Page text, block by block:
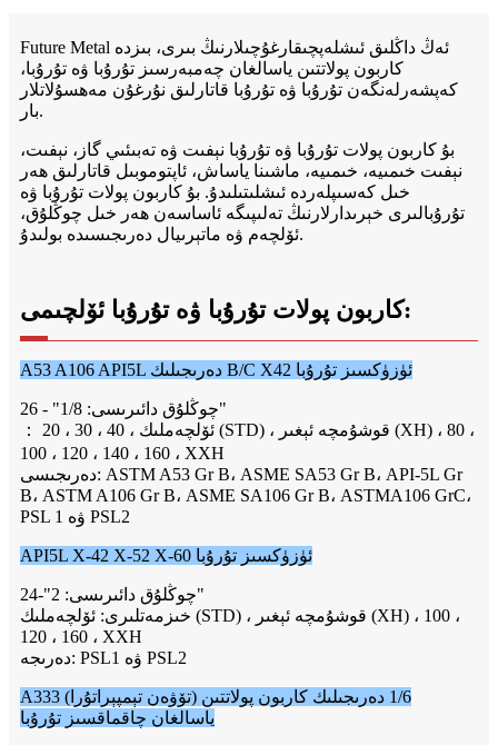
Future Metal ئەڭ داڭلىق ئىشلەپچىقارغۇچىلارنىڭ بىرى، بىزدە
كاربون پولاتتىن ياسالغان چەمبەرسىز تۇرۇبا ۋە تۇرۇبا،
كەپشەرلەنگەن تۇرۇبا ۋە تۇرۇبا قاتارلىق نۇرغۇن مەھسۇلاتلار
بار.
بۇ كاربون پولات تۇرۇبا ۋە تۇرۇبا نېفىت ۋە تەبىئىي گاز، نېفىت،
نېفىت خىمىيە، خىمىيە، ماشىنا ياساش، ئاپتوموبىل قاتارلىق ھەر
خىل كەسىپلەردە ئىشلىتىلىدۇ. بۇ كاربون پولات تۇرۇبا ۋە
تۇرۇبالىرى خېرىدارلارنىڭ تەلىپىگە ئاساسەن ھەر خىل چوڭلۇق،
ئۆلچەم ۋە ماتېرىيال دەرىجىسىدە بولىدۇ.
كاربون پولات تۇرۇبا ۋە تۇرۇبا ئۆلچىمى:
A53 A106 API5L دەرىجىلىك B/C X42 ئۈزۈكسىز تۇرۇبا
چوڭلۇق دائىرىسى: 1/8" - 26"
： 20 ، 30 ، 40 ، ئۆلچەملىك (STD) ، قوشۇمچە ئېغىر (XH) ، 80 ،
100 ، 120 ، 140 ، 160 ، XXH
دەرىجىسى: ASTM A53 Gr B، ASME SA53 Gr B، API-5L Gr
B، ASTM A106 Gr B، ASME SA106 Gr B، ASTMA106 GrC،
PSL 1 ۋە PSL2
API5L X-42 X-52 X-60 ئۈزۈكسىز تۇرۇبا
چوڭلۇق دائىرىسى: 2"-24"
خىزمەتلىرى: ئۆلچەملىك (STD) ، قوشۇمچە ئېغىر (XH) ، 100 ،
120 ، 160 ، XXH
دەرىجە: PSL1 ۋە PSL2
A333 (تۆۋەن تېمپېراتۇرا) 1/6 دەرىجىلىك كاربون پولاتتىن
ياسالغان چاقماقسىز تۇرۇبا